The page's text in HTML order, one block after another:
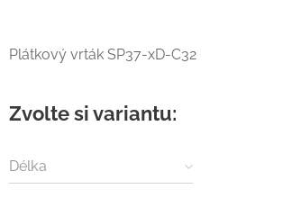
Plátkový vrták SP37-xD-C32
Zvolte si variantu:
Délka